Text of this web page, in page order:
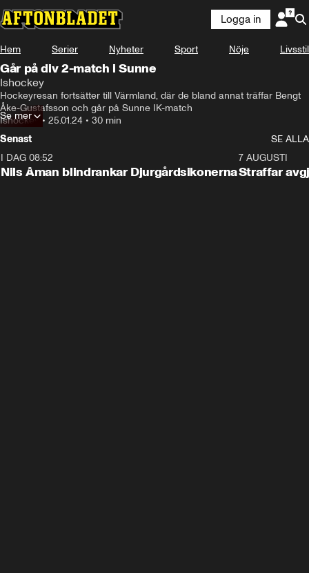
Logga in
Hem Serier Nyheter Sport Nöje Livsstil
Går på div 2-match i Sunne
Ishockey
Hockeyresan fortsätter till Värmland, där de bland annat träffar Bengt
Åke-Gustafsson och går på Sunne IK-match
Ishockey• 25.01.24 • 30 min
Se mer
Senast
SE ALLA
I DAG 08:52
Nils Åman blindrankar Djurgårdsikonerna
7 AUGUSTI
Straffar